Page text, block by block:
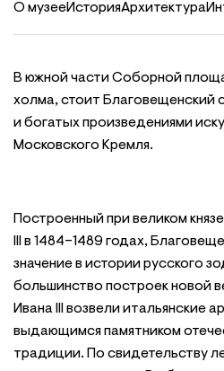
О музееИсторияАрхитектура
В южной части Соборной
холма, стоит Благовещенский
и богатых произведениями
Московского Кремля.
Построенный при великом
III в 1484–1489 годах,
значение в истории русского
большинство построек новой
Ивана III возвели итальянские
выдающимся памятником
традиции. По свидетельству